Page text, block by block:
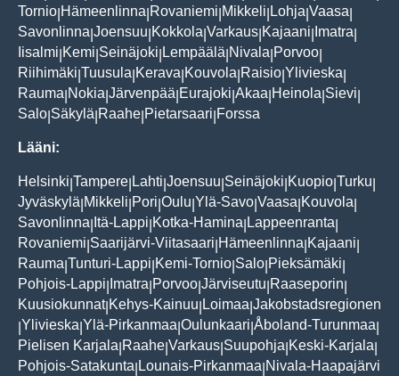
Tornio Hämeenlinna Rovaniemi Mikkeli Lohja Vaasa
Savonlinna Joensuu Kokkola Varkaus Kajaani Imatra
Iisalmi Kemi Seinäjoki Lempäälä Nivala Porvoo
Riihimäki Tuusula Kerava Kouvola Raisio Ylivieska
Rauma Nokia Järvenpää Eurajoki Akaa Heinola Sievi
Salo Säkylä Raahe Pietarsaari Forssa
Lääni:
Helsinki Tampere Lahti Joensuu Seinäjoki Kuopio Turku
Jyväskylä Mikkeli Pori Oulu Ylä-Savo Vaasa Kouvola
Savonlinna Itä-Lappi Kotka-Hamina Lappeenranta
Rovaniemi Saarijärvi-Viitasaari Hämeenlinna Kajaani
Rauma Tunturi-Lappi Kemi-Tornio Salo Pieksämäki
Pohjois-Lappi Imatra Porvoo Järviseutu Raaseporin
Kuusiokunnat| Kehys-Kainuu Loimaa Jakobstadsregionen
Ylivieska Ylä-Pirkanmaa Oulunkaari Åboland-Turunmaa
Pielisen Karjala Raahe Varkaus Suupohja Keski-Karjala
Pohjois-Satakunta Lounais-Pirkanmaa Nivala-Haapajärvi